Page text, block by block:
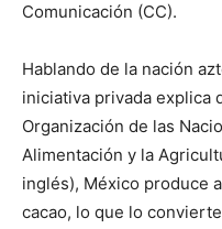
Comunicación (CC).
Hablando de la nación
iniciativa privada explica
Organización de las
Alimentación y la
inglés), México produce
cacao, lo que lo